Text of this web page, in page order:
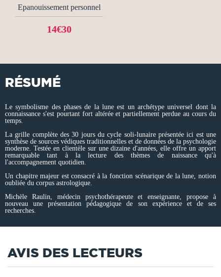
Epanouissement personnel
14€30
RÉSUMÉ
Le symbolisme des phases de la lune est un archétype universel dont la
connaissance s'est pourtant fort altérée et partiellement perdue au cours du
temps.
La grille complète des 30 jours du cycle soli-lunaire présentée ici est une
synthèse de sources védiques traditionnelles et de données de la psychologie
moderne. Testée en clientèle sur une dizaine d'années, elle offre un apport
remarquable tant à la lecture des thèmes de naissance qu'à
l'accompagnement quotidien.
Un chapitre majeur est consacré à la fonction scénarique de la lune, notion
oubliée du corpus astrologique.
Michèle Raulin, médecin psychothérapeute et enseignante, propose à
nouveau une présentation pédagogique de son expérience et de ses
recherches.
AVIS DES LECTEURS